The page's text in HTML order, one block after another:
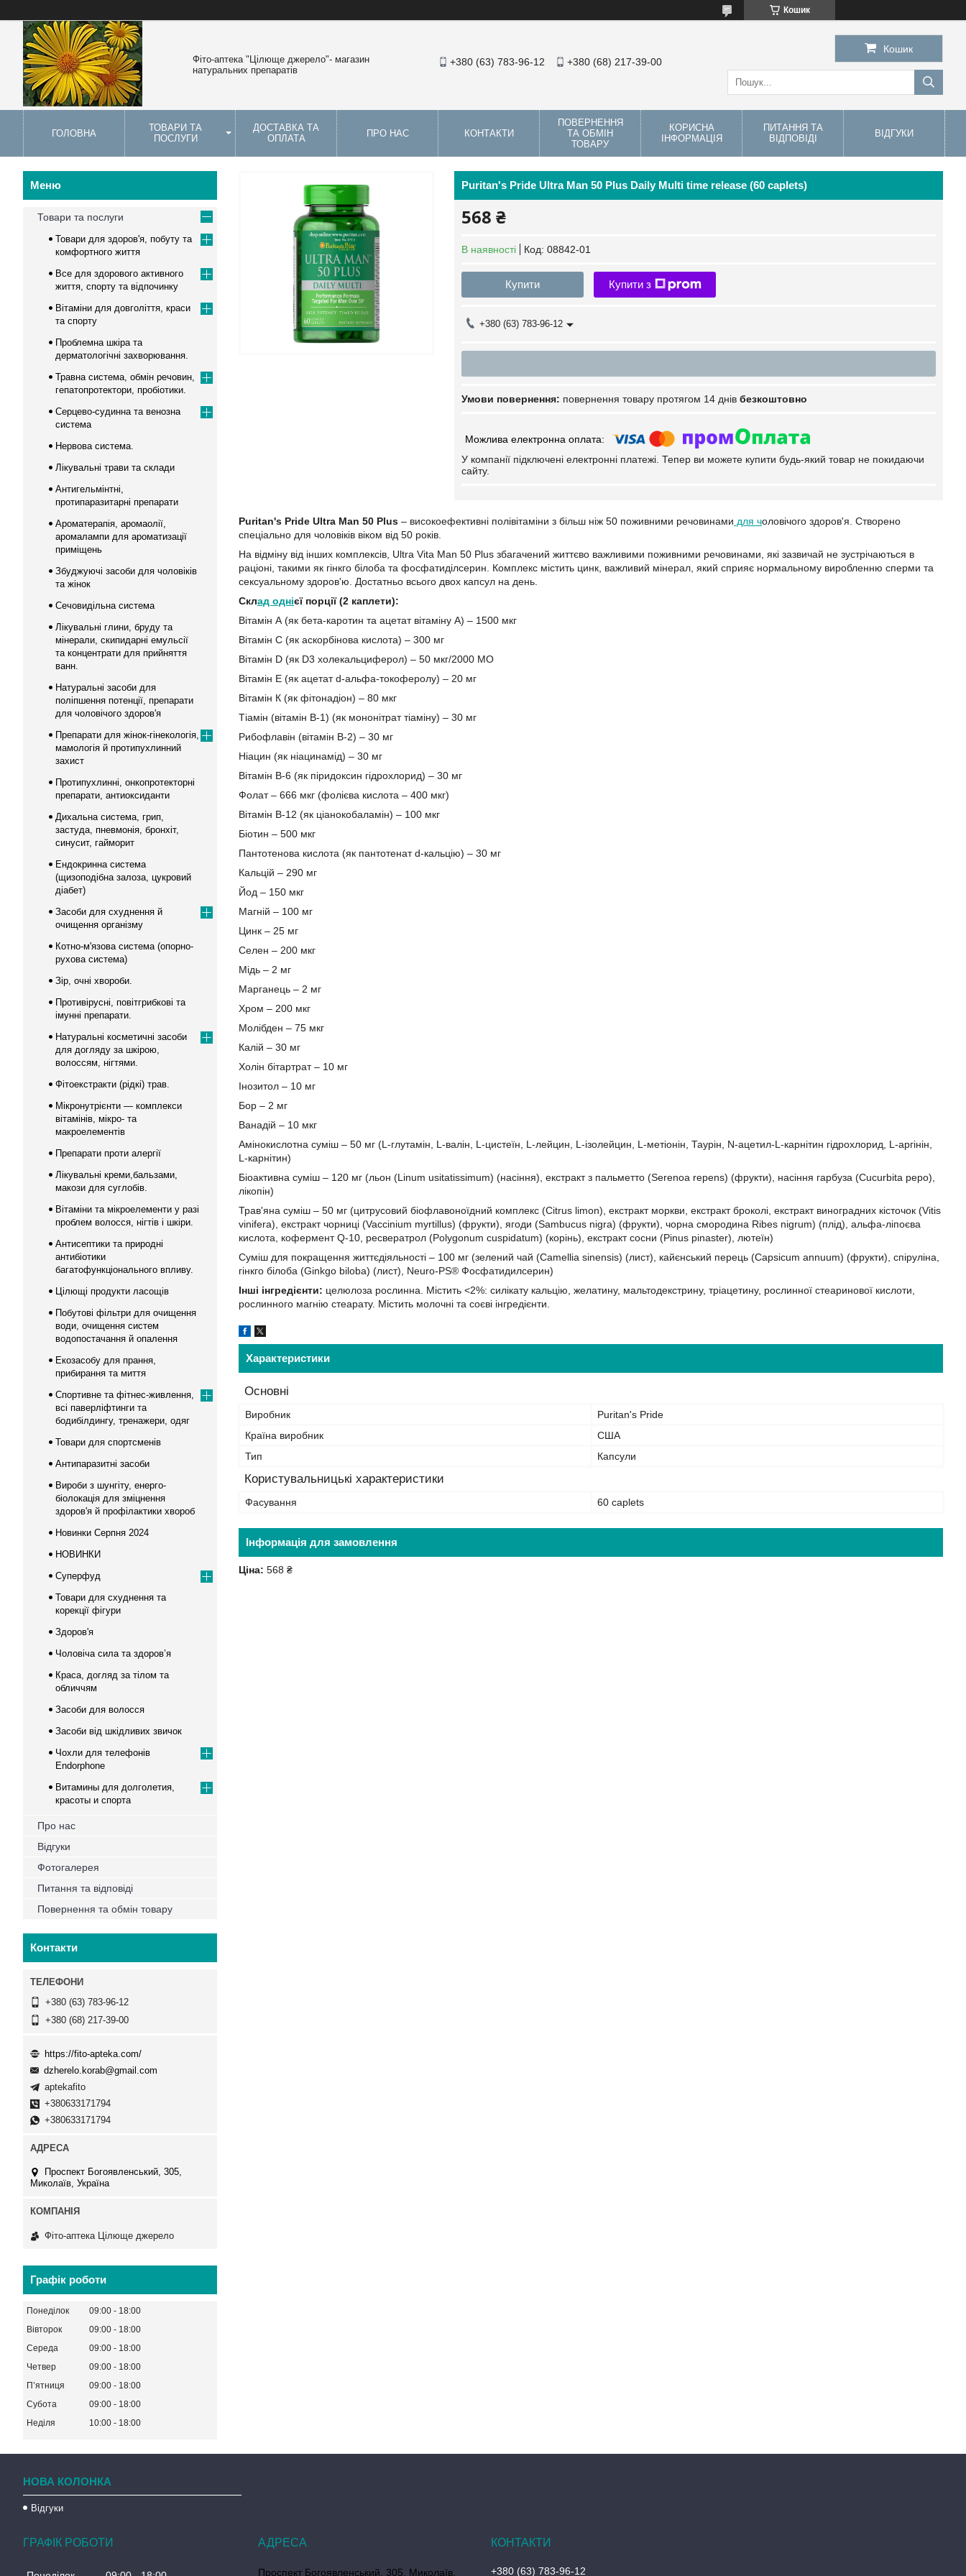
Кошик
Фіто-аптека "Цілюще джерело"- магазин
натуральних препаратів
+380 (63) 783-96-12 +380 (68) 217-39-00
Кошик
ГОЛОВНА
ТОВАРИ ТА
ПОСЛУГИ
ДОСТАВКА ТА
ОПЛАТА
ПРО НАС КОНТАКТИ
ПОВЕРНЕННЯ
ТА ОБМІН
ТОВАРУ
КОРИСНА
ІНФОРМАЦІЯ
ПИТАННЯ ТА
ВІДПОВІДІ
ВІДГУКИ
Puritan's Pride Ultra Man 50 Plus Daily Multi time release (60 caplets)
568 ₴
В наявності Код: 08842-01
Купити Купити з
+380 (63) 783-96-12
повернення товару протягом 14 днів безкоштовно
У компанії підключені електронні платежі. Тепер ви можете купити будь-який товар не покидаючи
сайту.
Puritan's Pride Ultra Man 50 Plus – високоефективні полівітаміни з більш ніж 50 поживними речовинами для чоловічого здоров'я. Створено
спеціально для чоловіків віком від 50 років.
На відміну від інших комплексів, Ultra Vita Man 50 Plus збагачений життєво важливими поживними речовинами, які зазвичай не зустрічаються в
раціоні, такими як гінкго білоба та фосфатиділсерин. Комплекс містить цинк, важливий мінерал, який сприяє нормальному виробленню сперми та
сексуальному здоров'ю. Достатньо всього двох капсул на день.
Склад однієї порції (2 каплети):
Вітамін А (як бета-каротин та ацетат вітаміну А) – 1500 мкг
Вітамін С (як аскорбінова кислота) – 300 мг
Вітамін D (як D3 холекальциферол) – 50 мкг/2000 МО
Вітамін Е (як ацетат d-альфа-токоферолу) – 20 мг
Вітамін К (як фітонадіон) – 80 мкг
Тіамін (вітамін B-1) (як мононітрат тіаміну) – 30 мг
Рибофлавін (вітамін B-2) – 30 мг
Ніацин (як ніацинамід) – 30 мг
Вітамін В-6 (як піридоксин гідрохлорид) – 30 мг
Фолат – 666 мкг (фолієва кислота – 400 мкг)
Вітамін B-12 (як ціанокобаламін) – 100 мкг
Біотин – 500 мкг
Пантотенова кислота (як пантотенат d-кальцію) – 30 мг
Кальцій – 290 мг
Йод – 150 мкг
Магній – 100 мг
Цинк – 25 мг
Селен – 200 мкг
Мідь – 2 мг
Марганець – 2 мг
Хром – 200 мкг
Молібден – 75 мкг
Калій – 30 мг
Холін бітартрат – 10 мг
Інозитол – 10 мг
Бор – 2 мг
Ванадій – 10 мкг
Амінокислотна суміш – 50 мг (L-глутамін, L-валін, L-цистеїн, L-лейцин, L-ізолейцин, L-метіонін, Таурін, N-ацетил-L-карнітин гідрохлорид, L-аргінін,
L-карнітин)
Біоактивна суміш – 120 мг (льон (Linum usitatissimum) (насіння), екстракт з пальметто (Serenoa repens) (фрукти), насіння гарбуза (Cucurbita pepo),
лікопін)
Трав'яна суміш – 50 мг (цитрусовий біофлавоноїдний комплекс (Citrus limon), екстракт моркви, екстракт броколі, екстракт виноградних кісточок (Vitis
vinifera), екстракт чорниці (Vaccinium myrtillus) (фрукти), ягоди (Sambucus nigra) (фрукти), чорна смородина Ribes nigrum) (плід), альфа-ліпоєва
кислота, кофермент Q-10, ресвератрол (Polygonum cuspidatum) (корінь), екстракт сосни (Pinus pinaster), лютеїн)
Суміш для покращення життєдіяльності – 100 мг (зелений чай (Camellia sinensis) (лист), кайєнський перець (Capsicum annuum) (фрукти), спіруліна,
гінкго білоба (Ginkgo biloba) (лист), Neuro-PS® Фосфатидилсерин)
Інші інгредієнти: целюлоза рослинна. Містить <2%: силікату кальцію, желатину, мальтодекстрину, тріацетину, рослинної стеаринової кислоти,
рослинного магнію стеарату. Містить молочні та соєві інгредієнти.
Характеристики
Основні
Виробник
Puritan's Pride
Країна виробник
США
Тип
Капсули
Користувальницькі характеристики
Фасування 60 caplets
Інформація для замовлення
Ціна: 568 ₴
Товари та послуги
Товари для здоров'я, побуту та
комфортного життя
Все для здорового активного
життя, спорту та відпочинку
Вітаміни для довголіття, краси
та спорту
Проблемна шкіра та
дерматологічні захворювання.
Травна система, обмін речовин,
гепатопротектори, пробіотики.
Серцево-судинна та венозна
система
Нервова система.
Лікувальні трави та склади
Антигельмінтні,
протипаразитарні препарати
Ароматерапія, аромаолії,
аромалампи для ароматизації
приміщень
Збуджуючі засоби для чоловіків
та жінок
Сечовидільна система
Лікувальні глини, бруду та
мінерали, скипидарні емульсії
та концентрати для прийняття
ванн.
Натуральні засоби для
поліпшення потенції, препарати
для чоловічого здоров'я
Препарати для жінок-гінекологія,
мамологія й протипухлинний
захист
Протипухлинні, онкопротекторні
препарати, антиоксиданти
Дихальна система, грип,
застуда, пневмонія, бронхіт,
синусит, гайморит
Ендокринна система
(щизоподібна залоза, цукровий
діабет)
Засоби для схуднення й
очищення організму
Котно-м'язова система (опорно-
рухова система)
Зір, очні хвороби.
Противірусні, повітгрибкові та
імунні препарати.
Натуральні косметичні засоби
для догляду за шкірою,
волоссям, нігтями.
Фітоекстракти (рідкі) трав.
Мікронутрієнти — комплекси
вітамінів, мікро- та
макроелементів
Препарати проти алергії
Лікувальні креми,бальзами,
макози для суглобів.
Вітаміни та мікроелементи у разі
проблем волосся, нігтів і шкіри.
Антисептики та природні
антибіотики
багатофункціонального впливу.
Цілющі продукти ласощів
Побутові фільтри для очищення
води, очищення систем
водопостачання й опалення
Екозасобу для прання,
прибирання та миття
Спортивне та фітнес-живлення,
всі паверліфтинги та
бодибілдингу, тренажери, одяг
Товари для спортсменів
Антипаразитні засоби
Вироби з шунгіту, енерго-
біолокація для зміцнення
здоров'я й профілактики хвороб
Новинки Серпня 2024
НОВИНКИ
Суперфуд
Товари для схуднення та
корекції фігури
Здоров'я
Чоловіча сила та здоров’я
Краса, догляд за тілом та
обличчям
Засоби для волосся
Засоби від шкідливих звичок
Чохли для телефонів
Endorphone
Витамины для долголетия,
красоты и спорта
Про нас
Відгуки
Фотогалерея
Питання та відповіді
Повернення та обмін товару
Контакти
+380 (63) 783-96-12
+380 (68) 217-39-00
https://fito-apteka.com/
dzherelo.korab@gmail.com
aptekafito
+380633171794
+380633171794
Проспект Богоявленський, 305,
Миколаїв, Україна
Фіто-аптека Цілюще джерело
Графік роботи
Понеділок 09:00
18:00
Вівторок
09:00
18:00
Середа
09:00
18:00
Четвер
09:00
18:00
Пʼятниця
09:00
18:00
Субота
09:00
18:00
Неділя
10:00 18:00
НОВА КОЛОНКА
Відгуки
ГРАФІК РОБОТИ
Проспект Богоявленський, 305, Миколаїв, +380 (63) 783-96-12